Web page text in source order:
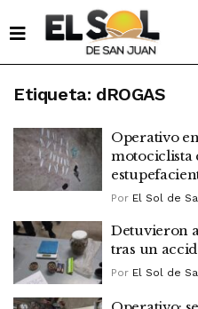
Etiqueta: dROGAS
Operativo
motociclista
Por El Sol de
Detuvieron
tras un
Por El Sol de